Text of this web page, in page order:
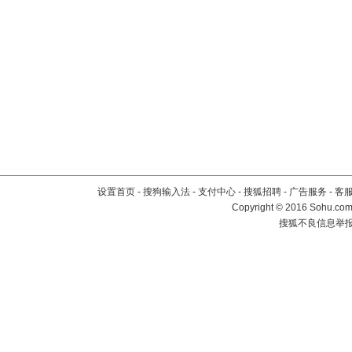
设置首页 - 搜狗输入法 - 支付中心 - 搜狐招聘 - 广告服务 - 客
Copyright©2016
搜狐不良信息举